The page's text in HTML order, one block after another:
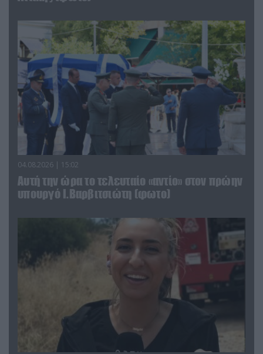
04.08.2026 | 15:02
Αυτή την ώρα το τελευταίο «αντίο» στον πρώην
υπουργό Ι.Βαρβιτσιώτη (φωτο)